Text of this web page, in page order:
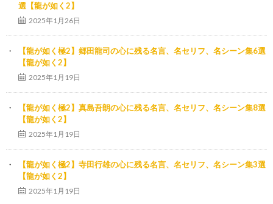
選【龍が如く2】
2025年1月26日
【龍が如く極2】郷田龍司の心に残る名言、名セリフ、名シーン集6選
【龍が如く2】
2025年1月19日
【龍が如く極2】真島吾朗の心に残る名言、名セリフ、名シーン集8選
【龍が如く2】
2025年1月19日
【龍が如く極2】寺田行雄の心に残る名言、名セリフ、名シーン集3選
【龍が如く2】
2025年1月19日